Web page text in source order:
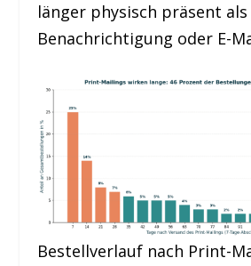
länger physisch präsent als
Benachrichtigung oder E-
Bestellverlauf nach Print-